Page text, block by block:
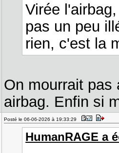
Virée
pas un peu
rien, c'est la
On mourrait pas
airbag. Enfin si
Posté le 06-06-2026 à 19:33:29
HumanRAGE a